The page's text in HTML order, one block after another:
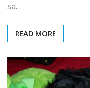
sa…
READ MORE